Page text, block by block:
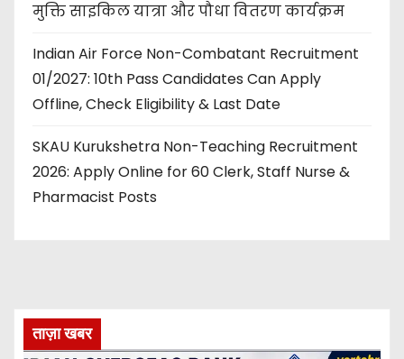
मुक्ति साइकिल यात्रा और पौधा वितरण कार्यक्रम
Indian Air Force Non-Combatant Recruitment
01/2027: 10th Pass Candidates Can Apply
Offline, Check Eligibility & Last Date
SKAU Kurukshetra Non-Teaching Recruitment
2026: Apply Online for 60 Clerk, Staff Nurse &
Pharmacist Posts
ताज़ा खबर